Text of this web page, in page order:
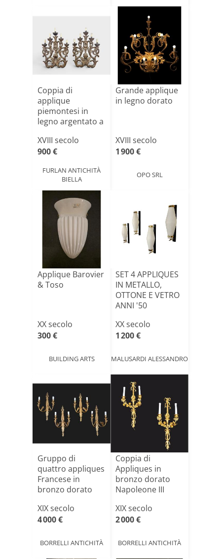
Coppia di
applique
piemontesi in
legno argentato a
XVIII secolo
900 €
FURLAN ANTICHITÀ
BIELLA
Grande applique
in legno dorato
XVIII secolo
1 900 €
OPO SRL
Applique Barovier
& Toso
XX secolo
300 €
BUILDING ARTS
SET 4 APPLIQUES
IN METALLO,
OTTONE E VETRO
ANNI '50
XX secolo
1 200 €
MALUSARDI ALESSANDRO
Gruppo di
quattro appliques
Francese in
bronzo dorato
XIX secolo
4 000 €
BORRELLI ANTICHITÀ
Coppia di
Appliques in
bronzo dorato
Napoleone III
a[...]
XIX secolo
2 000 €
BORRELLI ANTICHITÀ